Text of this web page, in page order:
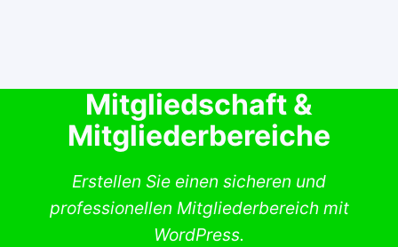
Mitgliedschaft &
Mitgliederbereiche
Erstellen Sie einen sicheren und
professionellen Mitgliederbereich mit
WordPress.